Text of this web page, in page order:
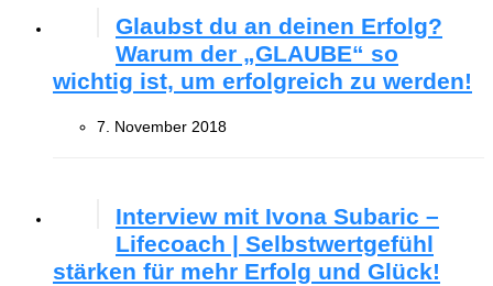
Glaubst du an deinen Erfolg?
Warum der „GLAUBE“ so
wichtig ist, um erfolgreich zu werden!
7. November 2018
Interview mit Ivona Subaric –
Lifecoach | Selbstwertgefühl
stärken für mehr Erfolg und Glück!